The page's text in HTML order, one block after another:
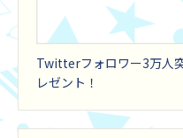
Twitterフォロワー3万人
レゼント！